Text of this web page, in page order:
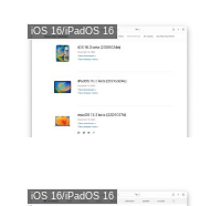
iOS 16/iPadOS 16
iOS 16/iPadOS 16